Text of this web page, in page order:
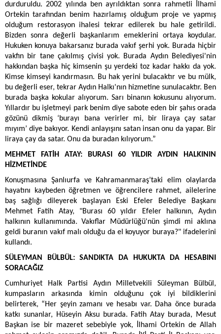
durduruldu. 2002 yılında ben ayrıldıktan sonra rahmetli İlhami
Ortekin tarafından benim hazırlamış olduğum proje ve yapmış
olduğum restorasyon ihalesi tekrar edilerek bu hale getirildi.
Bizden sonra değerli başkanlarım emeklerini ortaya koydular.
Hukuken konuya bakarsanız burada vakıf şerhi yok. Burada hiçbir
vakfın bir tane çakılmış çivisi yok. Burada Aydın Belediyesi'nin
hakkından başka hiç kimsenin şu yerdeki toz kadar hakkı da yok.
Kimse kimseyi kandırmasın. Bu hak yerini bulacaktır ve bu mülk,
bu değerli eser, tekrar Aydın Halkı'nın hizmetine sunulacaktır. Ben
burada başka kokular alıyorum. Sarı binanın kokusunu alıyorum.
Yıllardır bu işletmeyi park benim diye sabote eden bir şahıs orada
gözünü dikmiş ‘burayı bana verirler mi, bir liraya çay satar
mıyım’ diye bakıyor. Kendi anlayışını satan insan onu da yapar. Bir
liraya çay da satar. Onu da buradan kılıyorum.”
MEHMET FATİH ATAY: BURASI 60 YILDIR AYDIN HALKININ
HİZMETİNDE
Konuşmasına Şanlıurfa ve Kahramanmaraş’taki elim olaylarda
hayatını kaybeden öğretmen ve öğrencilere rahmet, ailelerine
baş sağlığı dileyerek başlayan Eski Efeler Belediye Başkanı
Mehmet Fatih Atay, "Burası 60 yıldır Efeler halkının, Aydın
halkının kullanımında. Vakıflar Müdürlüğü'nün şimdi mi aklına
geldi buranın vakıf malı olduğu da el koyuyor buraya?" ifadelerini
kullandı.
SÜLEYMAN BÜLBÜL: SANDIKTA DA HUKUKTA DA HESABINI
SORACAĞIZ
Cumhuriyet Halk Partisi Aydın Milletvekili Süleyman Bülbül,
kumpasların arkasında kimin olduğunu çok iyi bildiklerini
belirterek, “Her şeyin zamanı ve hesabı var. Daha önce burada
katkı sunanlar, Hüseyin Aksu burada. Fatih Atay burada, Mesut
Başkan ise bir mazeret sebebiyle yok, İlhami Ortekin de Allah